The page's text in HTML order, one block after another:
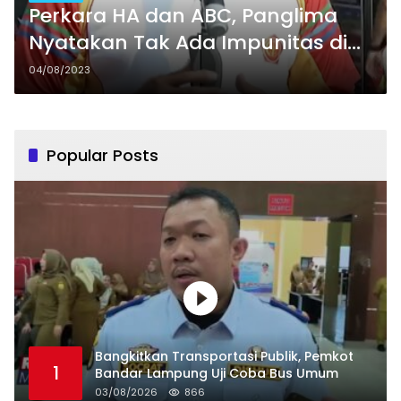
Perkara HA dan ABC, Panglima
Nyatakan Tak Ada Impunitas di
Tubuh TNI
04/08/2023
Popular Posts
1
Bangkitkan Transportasi Publik, Pemkot
Bandar Lampung Uji Coba Bus Umum
03/08/2026 866